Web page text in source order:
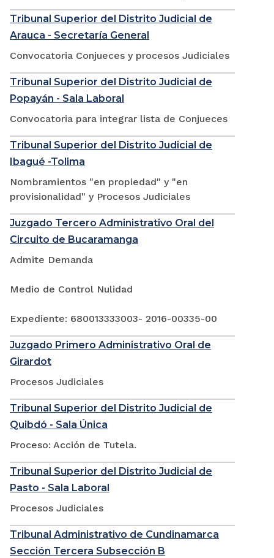
Tribunal Superior del Distrito Judicial de
Arauca - Secretaría General
Convocatoria Conjueces y procesos Judiciales
Tribunal Superior del Distrito Judicial de
Popayán - Sala Laboral
Convocatoria para integrar lista de Conjueces
Tribunal Superior del Distrito Judicial de
Ibagué -Tolima
Nombramientos "en propiedad" y "en
provisionalidad" y Procesos Judiciales
Juzgado Tercero Administrativo Oral del
Circuito de Bucaramanga
Admite Demanda
Medio de Control Nulidad
Expediente: 680013333003- 2016-00335-00
Juzgado Primero Administrativo Oral de
Girardot
Procesos Judiciales
Tribunal Superior del Distrito Judicial de
Quibdó - Sala Única
Proceso: Acción de Tutela.
Tribunal Superior del Distrito Judicial de
Pasto - Sala Laboral
Procesos Judiciales
Tribunal Administrativo de Cundinamarca
Sección Tercera Subsección B